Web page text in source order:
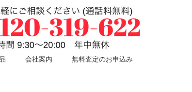
会社案内 無料査定のお申込み